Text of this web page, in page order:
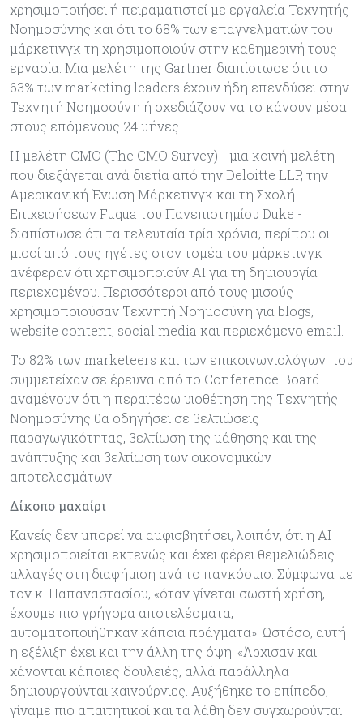
χρησιμοποιήσει ή πειραματιστεί με εργαλεία Τεχνητής
Νοημοσύνης και ότι το 68% των επαγγελματιών του
μάρκετινγκ τη χρησιμοποιούν στην καθημερινή τους
εργασία. Μια μελέτη της Gartner διαπίστωσε ότι το
63% των marketing leaders έχουν ήδη επενδύσει στην
Τεχνητή Νοημοσύνη ή σχεδιάζουν να το κάνουν μέσα
στους επόμενους 24 μήνες.
Η μελέτη CMO (The CMO Survey) - μια κοινή μελέτη
που διεξάγεται ανά διετία από την Deloitte LLP, την
Αμερικανική Ένωση Μάρκετινγκ και τη Σχολή
Επιχειρήσεων Fuqua του Πανεπιστημίου Duke -
διαπίστωσε ότι τα τελευταία τρία χρόνια, περίπου οι
μισοί από τους ηγέτες στον τομέα του μάρκετινγκ
ανέφεραν ότι χρησιμοποιούν AI για τη δημιουργία
περιεχομένου. Περισσότεροι από τους μισούς
χρησιμοποιούσαν Τεχνητή Νοημοσύνη για blogs,
website content, social media και περιεχόμενο email.
Το 82% των marketeers και των επικοινωνιολόγων που
συμμετείχαν σε έρευνα από το Conference Board
αναμένουν ότι η περαιτέρω υιοθέτηση της Tεχνητής
Nοημοσύνης θα οδηγήσει σε βελτιώσεις
παραγωγικότητας, βελτίωση της μάθησης και της
ανάπτυξης και βελτίωση των οικονομικών
αποτελεσμάτων.
Δίκοπο μαχαίρι
Κανείς δεν μπορεί να αμφισβητήσει, λοιπόν, ότι η AI
χρησιμοποιείται εκτενώς και έχει φέρει θεμελιώδεις
αλλαγές στη διαφήμιση ανά το παγκόσμιο. Σύμφωνα με
τον κ. Παπαναστασίου, «όταν γίνεται σωστή χρήση,
έχουμε πιο γρήγορα αποτελέσματα,
αυτοματοποιήθηκαν κάποια πράγματα». Ωστόσο, αυτή
η εξέλιξη έχει και την άλλη της όψη: «Άρχισαν και
χάνονται κάποιες δουλειές, αλλά παράλληλα
δημιουργούνται καινούργιες. Αυξήθηκε το επίπεδο,
γίναμε πιο απαιτητικοί και τα λάθη δεν συγχωρούνται